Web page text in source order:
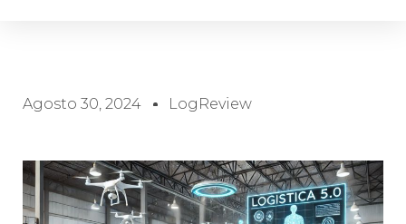
Agosto 30, 2024 LogReview